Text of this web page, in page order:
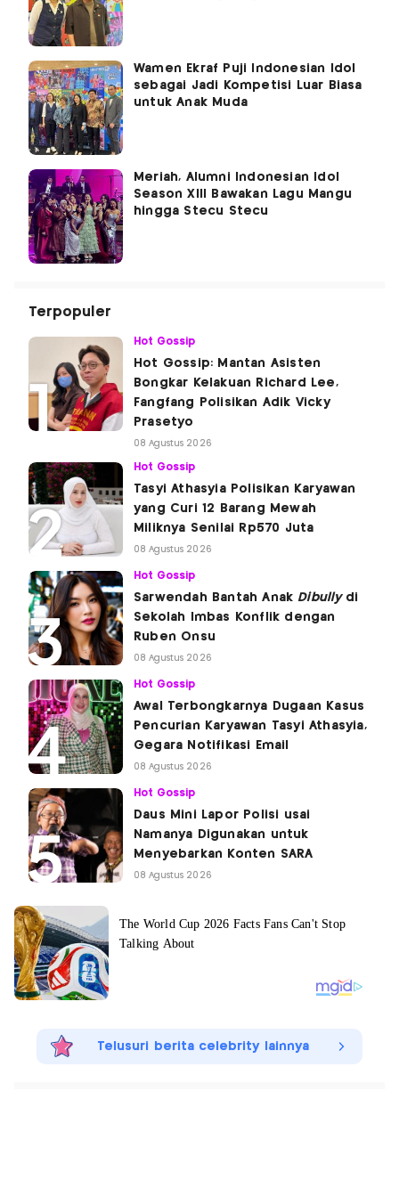
Wamen Ekraf Puji Indonesian Idol
sebagai Jadi Kompetisi Luar Biasa
untuk Anak Muda
Meriah, Alumni Indonesian Idol
Season XIII Bawakan Lagu Mangu
hingga Stecu Stecu
Terpopuler
Hot Gossip
Hot Gossip: Mantan Asisten
Bongkar Kelakuan Richard Lee,
Fangfang Polisikan Adik Vicky
Prasetyo
08 Agustus 2026
Hot Gossip
Tasyi Athasyia Polisikan Karyawan
yang Curi 12 Barang Mewah
Miliknya Senilai Rp570 Juta
08 Agustus 2026
Hot Gossip
Sarwendah Bantah Anak Dibullydi
Sekolah Imbas Konflik dengan
Ruben Onsu
08 Agustus 2026
Hot Gossip
Awal Terbongkarnya Dugaan Kasus
Pencurian Karyawan Tasyi Athasyia,
Gegara Notifikasi Email
08 Agustus 2026
Hot Gossip
Daus Mini Lapor Polisi usai
Namanya Digunakan untuk
Menyebarkan Konten SARA
08 Agustus 2026
Telusuri berita celebrity lainnya